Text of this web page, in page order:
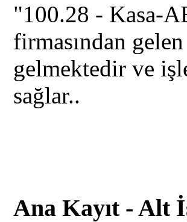
"100.28 - Kasa-
firmasından
gelmektedir ve
sağlar..
Ana Kayıt - Alt